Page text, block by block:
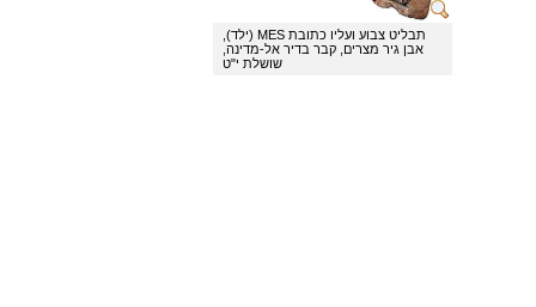
תבליט צבוע ועליו כתובת MES (ילד),
אבן גיר מצרים, קבר בדיר אל-מדינה,
שושלת י"ט